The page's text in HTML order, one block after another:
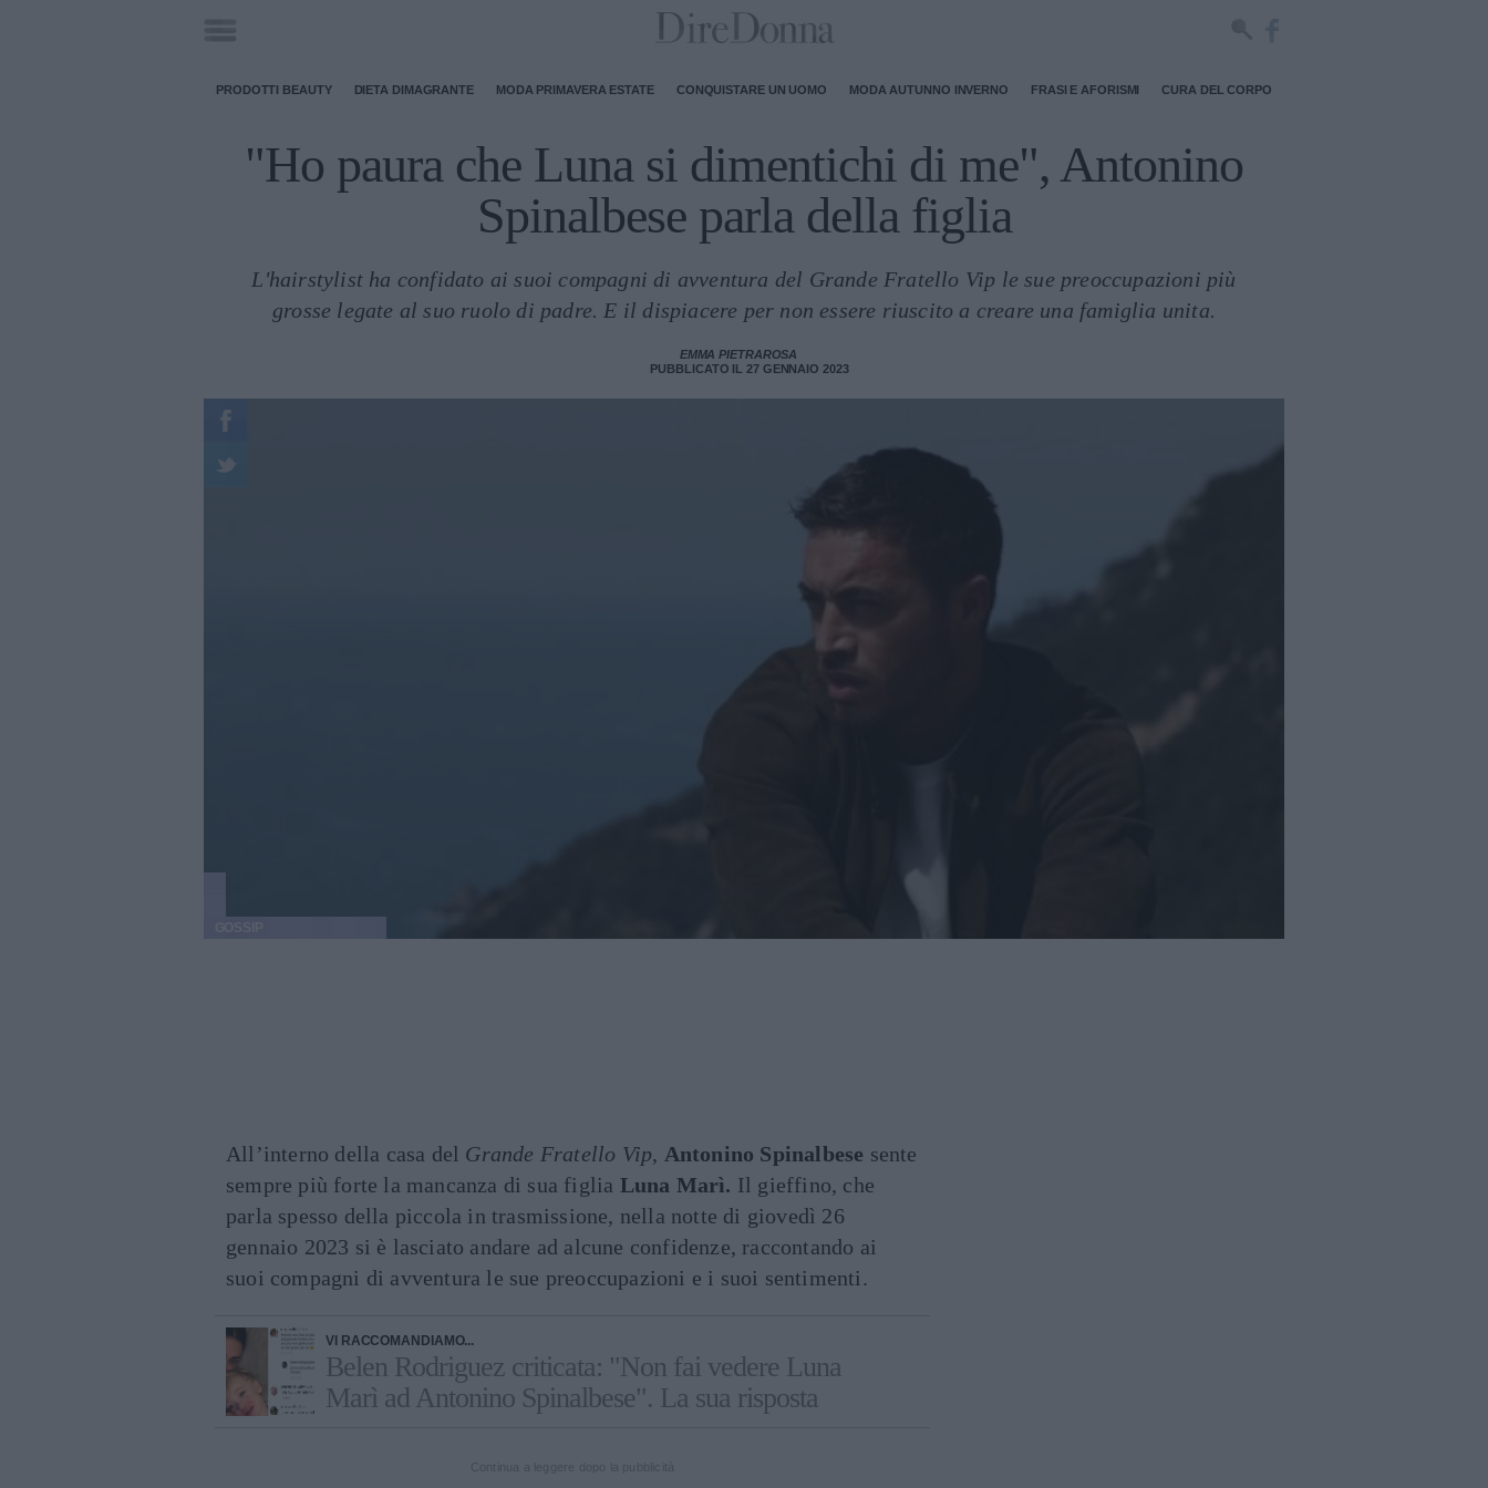
PRODOTTI BEAUTY DIETA DIMAGRANTE MODA PRIMAVERA ESTATE CONQUISTARE UN UOMO MODA AUTUNNO INVERNO FRASI E AFORISMI CURA DEL CORPO
"Ho paura che Luna si dimentichi di me", Antonino
Spinalbese parla della figlia
L'hairstylist ha confidato ai suoi compagni di avventura del Grande Fratello Vip le sue preoccupazioni più
grosse legate al suo ruolo di padre. E il dispiacere per non essere riuscito a creare una famiglia unita.
EMMA PIETRAROSA
PUBBLICATO IL 27 GENNAIO 2023
All’interno della casa del Grande Fratello Vip, Antonino Spinalbese sente
sempre più forte la mancanza di sua figlia Luna Marì. Il gieffino, che
parla spesso della piccola in trasmissione, nella notte di giovedì 26
gennaio 2023 si è lasciato andare ad alcune confidenze, raccontando ai
suoi compagni di avventura le sue preoccupazioni e i suoi sentimenti.
VI RACCOMANDIAMO...
Belen Rodriguez criticata: "Non fai vedere Luna
Marì ad Antonino Spinalbese". La sua risposta